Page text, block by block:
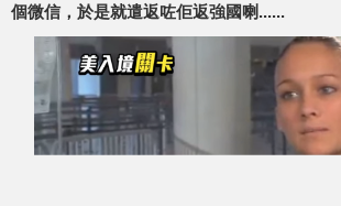
個微信，於是就遣返咗佢返強國喇......